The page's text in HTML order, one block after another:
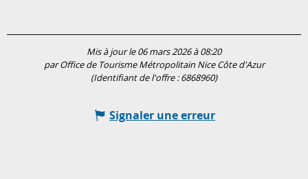
Mis à jour le 06 mars 2026 à 08:20
par Office de Tourisme Métropolitain Nice Côte d'Azur
(Identifiant de l'offre :6868960)
Signaler une erreur